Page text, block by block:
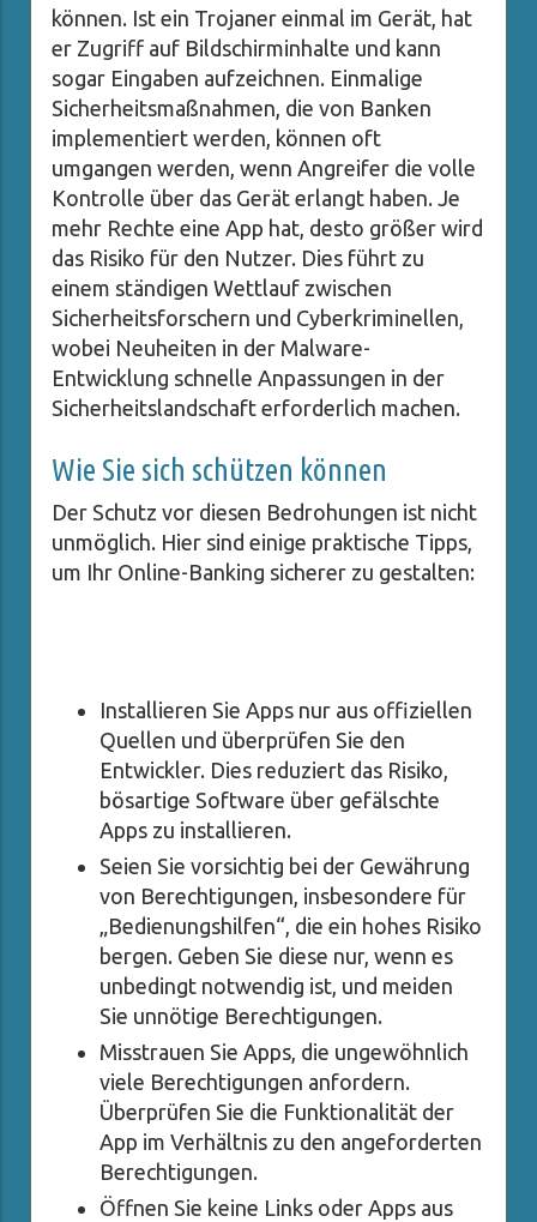
können. Ist ein Trojaner einmal im Gerät, hat
er Zugriff auf Bildschirminhalte und kann
sogar Eingaben aufzeichnen. Einmalige
Sicherheitsmaßnahmen, die von Banken
implementiert werden, können oft
umgangen werden, wenn Angreifer die volle
Kontrolle über das Gerät erlangt haben. Je
mehr Rechte eine App hat, desto größer wird
das Risiko für den Nutzer. Dies führt zu
einem ständigen Wettlauf zwischen
Sicherheitsforschern und Cyberkriminellen,
wobei Neuheiten in der Malware-
Entwicklung schnelle Anpassungen in der
Sicherheitslandschaft erforderlich machen.
Wie Sie sich schützen können
Der Schutz vor diesen Bedrohungen ist nicht
unmöglich. Hier sind einige praktische Tipps,
um Ihr Online-Banking sicherer zu gestalten:
Installieren Sie Apps nur aus offiziellen
Quellen und überprüfen Sie den
Entwickler. Dies reduziert das Risiko,
bösartige Software über gefälschte
Apps zu installieren.
Seien Sie vorsichtig bei der Gewährung
von Berechtigungen, insbesondere für
„Bedienungshilfen“, die ein hohes Risiko
bergen. Geben Sie diese nur, wenn es
unbedingt notwendig ist, und meiden
Sie unnötige Berechtigungen.
Misstrauen Sie Apps, die ungewöhnlich
viele Berechtigungen anfordern.
Überprüfen Sie die Funktionalität der
App im Verhältnis zu den angeforderten
Berechtigungen.
Öffnen Sie keine Links oder Apps aus